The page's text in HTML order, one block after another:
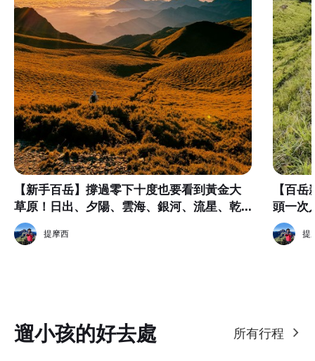
【新手百岳】撐過零下十度也要看到黃金大
草原！日出、夕陽、雲海、銀河、流星、乾
燥撤收通通都在這趟集滿了！夫復何求？
提摩西
【百
頭一次
提
遛小孩的好去處 所有行程